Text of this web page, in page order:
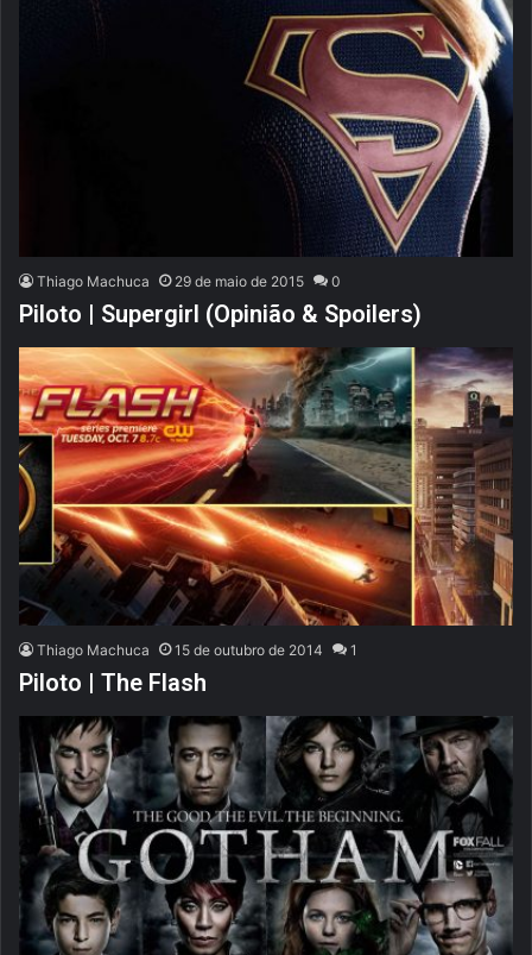
Thiago Machuca 29 de maio de 2015 0
Piloto | Supergirl (Opinião & Spoilers)
Thiago Machuca 15 de outubro de 2014 1
Piloto | The Flash